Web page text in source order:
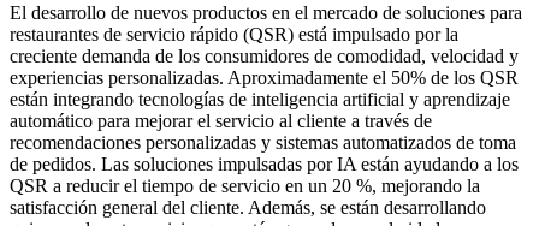
El desarrollo de nuevos productos en el mercado de soluciones para
restaurantes de servicio rápido (QSR) está impulsado por la
creciente demanda de los consumidores de comodidad, velocidad y
experiencias personalizadas. Aproximadamente el 50% de los QSR
están integrando tecnologías de inteligencia artificial y aprendizaje
automático para mejorar el servicio al cliente a través de
recomendaciones personalizadas y sistemas automatizados de toma
de pedidos. Las soluciones impulsadas por IA están ayudando a los
QSR a reducir el tiempo de servicio en un 20 %, mejorando la
satisfacción general del cliente. Además, se están desarrollando